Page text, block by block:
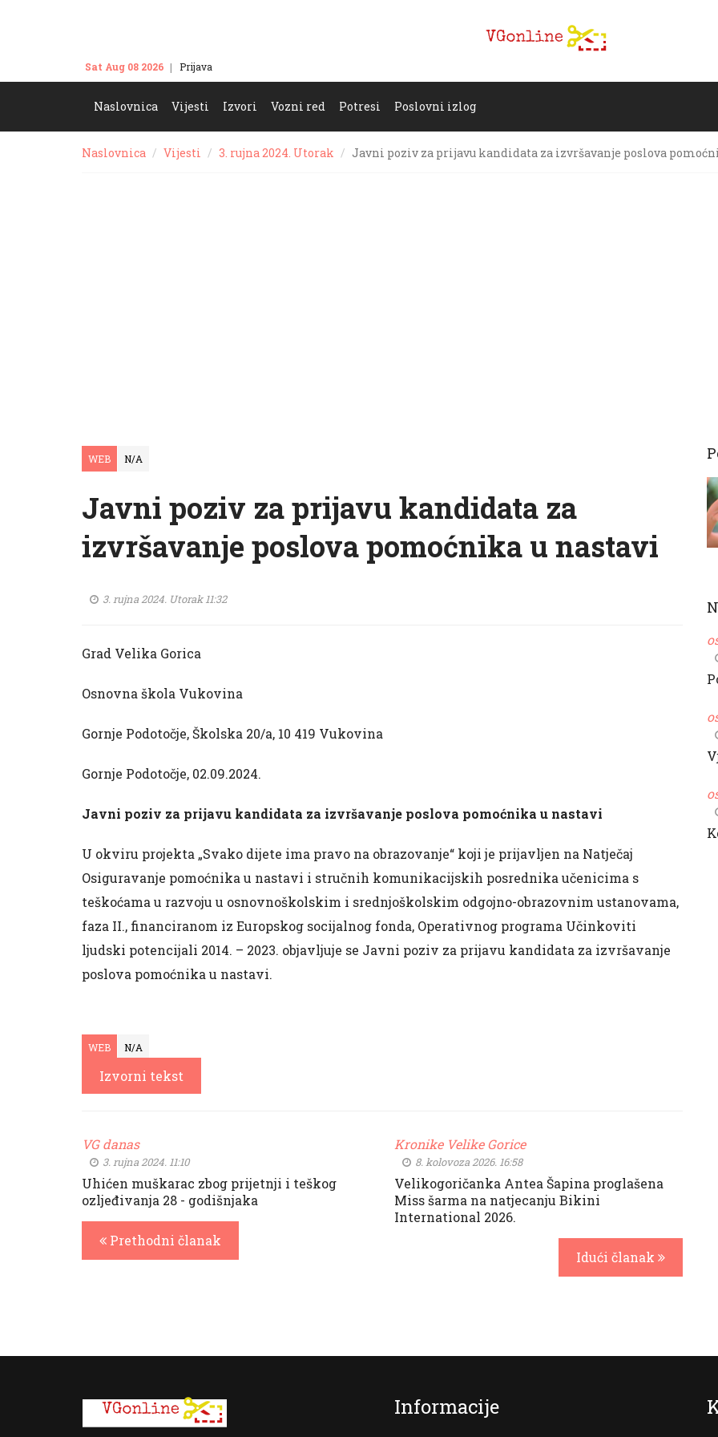
Sat Aug 08 2026 Prijava
Naslovnica Vijesti Izvori Vozni red Potresi Poslovni izlog
Naslovnica Vijesti 3. rujna 2024. Utorak Javni poziv za prijavu kandidata za izvršavanje poslova
WEB N/A
Javni poziv za prijavu kandidata za
izvršavanje poslova pomoćnika u nastavi
3. rujna 2024. Utorak 11:32
Grad Velika Gorica
Osnovna škola Vukovina
Gornje Podotočje, Školska 20/a, 10 419 Vukovina
Gornje Podotočje, 02.09.2024.
Javni poziv za prijavu kandidata za izvršavanje poslova pomoćnika u nastavi
U okviru projekta „Svako dijete ima pravo na obrazovanje“ koji je prijavljen na Natječaj
Osiguravanje pomoćnika u nastavi i stručnih komunikacijskih posrednika učenicima s
teškoćama u razvoju u osnovnoškolskim i srednjoškolskim odgojno-obrazovnim ustanovama,
faza II., financiranom iz Europskog socijalnog fonda, Operativnog programa Učinkoviti
ljudski potencijali 2014. – 2023. objavljuje se Javni poziv za prijavu kandidata za izvršavanje
poslova pomoćnika u nastavi.
WEB N/A
Izvorni tekst
VG danas
3. rujna 2024. 11:10
Uhićen muškarac zbog prijetnji i teškog
ozljeđivanja 28 - godišnjaka
Prethodni članak
Kronike Velike Gorice
8. kolovoza 2026. 16:58
Velikogoričanka Antea Šapina proglašena
Miss šarma na natjecanju Bikini
International 2026.
Idući članak
Informacije